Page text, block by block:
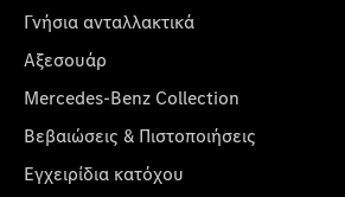
Γνήσια ανταλλακτικά
Αξεσουάρ
Mercedes-Benz Collection
Βεβαιώσεις & Πιστοποιήσεις
Εγχειρίδια κατόχου